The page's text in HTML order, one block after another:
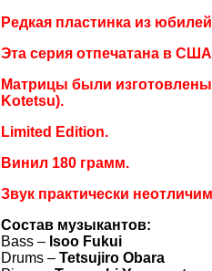
Редкая пластинка из
Эта серия отпечатана в
Матрицы были изготовлены
Kotetsu).
Limited Edition.
Винил 180 грамм.
Звук практически
Состав музыкантов:
Bass – Isoo Fukui
Drums –Tetsujiro Obara